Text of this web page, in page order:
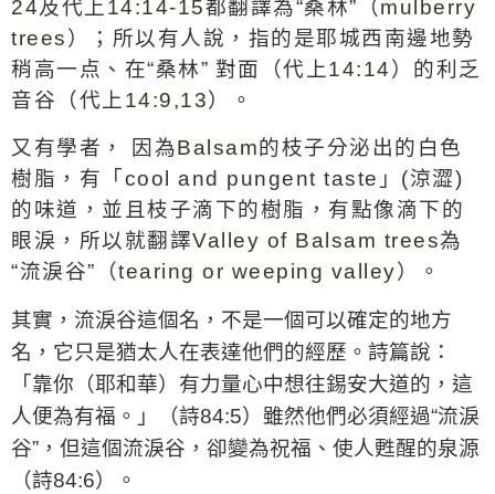
24及代上14:14-15都翻譯為“桑林” （mulberry
trees ）；所以有人說，指的是耶城西南邊地勢
稍高一点、在“桑林” 對面（代上14:14 ）的利乏
音谷（代上14:9,13）。
又有學者， 因為Balsam的枝子分泌出的白色
樹脂，有「 cool and pungent taste 」 (涼澀)
的味道， 並且枝子滴下的樹脂 ，有點像滴下的
眼淚，所以就翻譯Valley of Balsam trees為
“流淚谷” （tearing or weeping valley）。
其實，流淚谷這個名，不是一個可以確定的地方
名，它只是猶太人在表達他們的經歷。詩篇說：
「靠你（耶和華）有力量心中想往錫安大道的，這
人便為有福。」（詩84:5）雖然他們必須經過“流淚
谷” ，但這個流淚谷，卻變為祝福、使人甦醒的泉源
（詩84:6）。